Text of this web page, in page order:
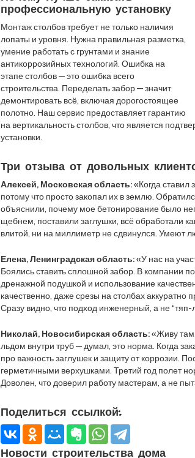
профессиональную установку
Монтаж столбов требует не только наличия
лопаты и уровня. Нужна правильная разметка,
умение работать с грунтами и знание
антикоррозийных технологий. Ошибка на
этапе столбов — это ошибка всего
строительства. Переделать забор — значит
демонтировать всё, включая дорогостоящее
полотно. Наш сервис предоставляет гарантию
на вертикальность столбов, что является
установки.
Три отзыва от довольных
Алексей, Московская область:«Когда ставил
потому что просто закопал их в землю.
объяснили, почему мое бетонирование было
щебнем, поставили заглушки, всё обработали
влитой, ни на миллиметр не сдвинулся. Умеют
Елена, Ленинградская область:«У нас на
Боялись ставить сплошной забор. В компании
дренажной подушкой и использование
качественно, даже срезы на столбах аккуратно
Сразу видно, что подход инженерный, а не “тяп-
Николай, Новосибирская область:«Живу
льдом внутри труб — думал, это норма. Когда
про важность заглушек и защиту от коррозии.
герметичными верхушками. Третий год полет
Доволен, что доверил работу мастерам, а не
Поделиться ссылкой:
Новости строительства дома